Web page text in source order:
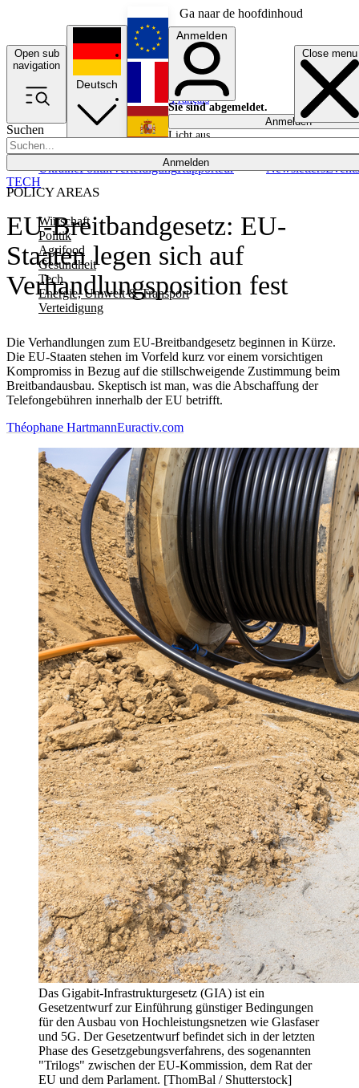
Ga naar de hoofdinhoud
Open sub
navigation
Close menu
Suchen
Anmelden
POLICY AREAS
Wirtschaft
Politik
Agrifood
Gesundheit
Tech
Energie, Umwelt & Transport
Verteidigung
UkrainePolitikVerteidigungRapporteur NewslettersEvents
Deutsch
English
Français
Anmelden
Sie sind abgemeldet.
Anmelden
Licht aus
EU-Breitbandgesetz: EU-
Staaten legen sich auf
Verhandlungsposition fest
Die Verhandlungen zum EU-Breitbandgesetz beginnen in Kürze.
Die EU-Staaten stehen im Vorfeld kurz vor einem vorsichtigen
Kompromiss in Bezug auf die stillschweigende Zustimmung beim
Breitbandausbau. Skeptisch ist man, was die Abschaffung der
Telefongebühren innerhalb der EU betrifft.
TECH
Théophane HartmannEuractiv.com
Das Gigabit-Infrastrukturgesetz (GIA) ist ein
Gesetzentwurf zur Einführung günstiger Bedingungen
für den Ausbau von Hochleistungsnetzen wie Glasfaser
und 5G. Der Gesetzentwurf befindet sich in der letzten
Phase des Gesetzgebungsverfahrens, des sogenannten
"Trilogs" zwischen der EU-Kommission, dem Rat der
EU und dem Parlament. [ThomBal / Shutterstock]